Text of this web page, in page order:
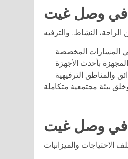
في وصل غيت
في وصل غيت